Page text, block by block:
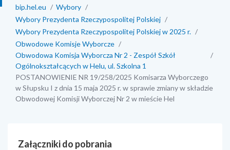
bip.hel.eu
Wybory
Wybory Prezydenta Rzeczypospolitej Polskiej
Wybory Prezydenta Rzeczypospolitej Polskiej w 2025 r.
Obwodowe Komisje Wyborcze
Obwodowa Komisja Wyborcza Nr 2 - Zespół Szkół
Ogólnokształcących w Helu, ul. Szkolna 1
POSTANOWIENIE NR 19/258/2025 Komisarza Wyborczego
w Słupsku I z dnia 15 maja 2025 r. w sprawie zmiany w składzie
Obwodowej Komisji Wyborczej Nr 2 w mieście Hel
Załączniki do pobrania